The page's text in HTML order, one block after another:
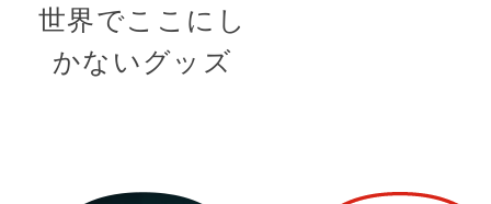
世界でここにし
かないグッズ